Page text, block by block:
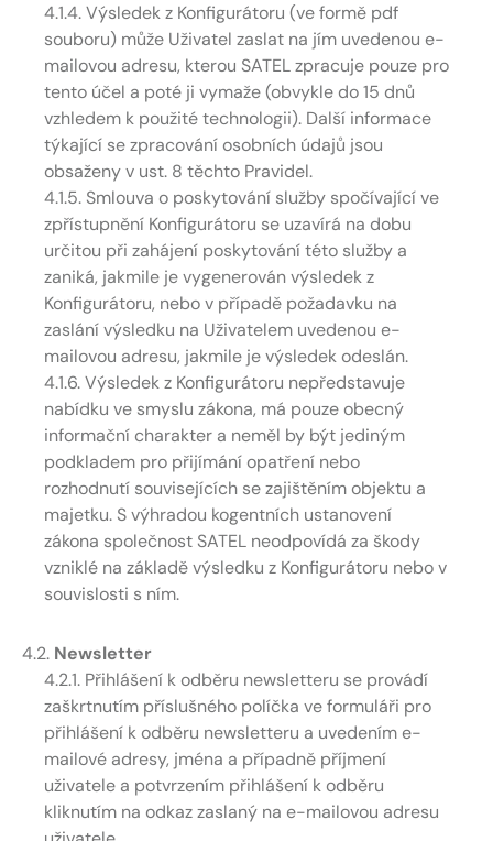
4.1.4. Výsledek z Konfigurátoru (ve formě pdf
souboru) může Uživatel zaslat na jím uvedenou e-
mailovou adresu, kterou SATEL zpracuje pouze pro
tento účel a poté ji vymaže (obvykle do 15 dnů
vzhledem k použité technologii). Další informace
týkající se zpracování osobních údajů jsou
obsaženy v ust. 8 těchto Pravidel.
4.1.5. Smlouva o poskytování služby spočívající ve
zpřístupnění Konfigurátoru se uzavírá na dobu
určitou při zahájení poskytování této služby a
zaniká, jakmile je vygenerován výsledek z
Konfigurátoru, nebo v případě požadavku na
zaslání výsledku na Uživatelem uvedenou e-
mailovou adresu, jakmile je výsledek odeslán.
4.1.6. Výsledek z Konfigurátoru nepředstavuje
nabídku ve smyslu zákona, má pouze obecný
informační charakter a neměl by být jediným
podkladem pro přijímání opatření nebo
rozhodnutí souvisejících se zajištěním objektu a
majetku. S výhradou kogentních ustanovení
zákona společnost SATEL neodpovídá za škody
vzniklé na základě výsledku z Konfigurátoru nebo v
souvislosti s ním.
4.2. Newsletter
4.2.1. Přihlášení k odběru newsletteru se provádí
zaškrtnutím příslušného políčka ve formuláři pro
přihlášení k odběru newsletteru a uvedením e-
mailové adresy, jména a případně příjmení
uživatele a potvrzením přihlášení k odběru
kliknutím na odkaz zaslaný na e-mailovou adresu